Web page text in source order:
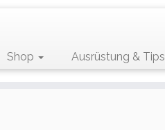
Shop Ausrüstung & Tips